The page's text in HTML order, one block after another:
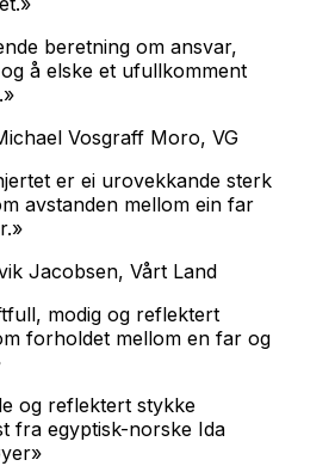
beretning om ansvar,
å elske et ufullkomment
Vosgraff Moro, VG
er ei urovekkande sterk
avstanden mellom ein far
Jacobsen, Vårt Land
modig og reflektert
forholdet mellom en far og
og reflektert stykke
fra egyptisk-norske Ida